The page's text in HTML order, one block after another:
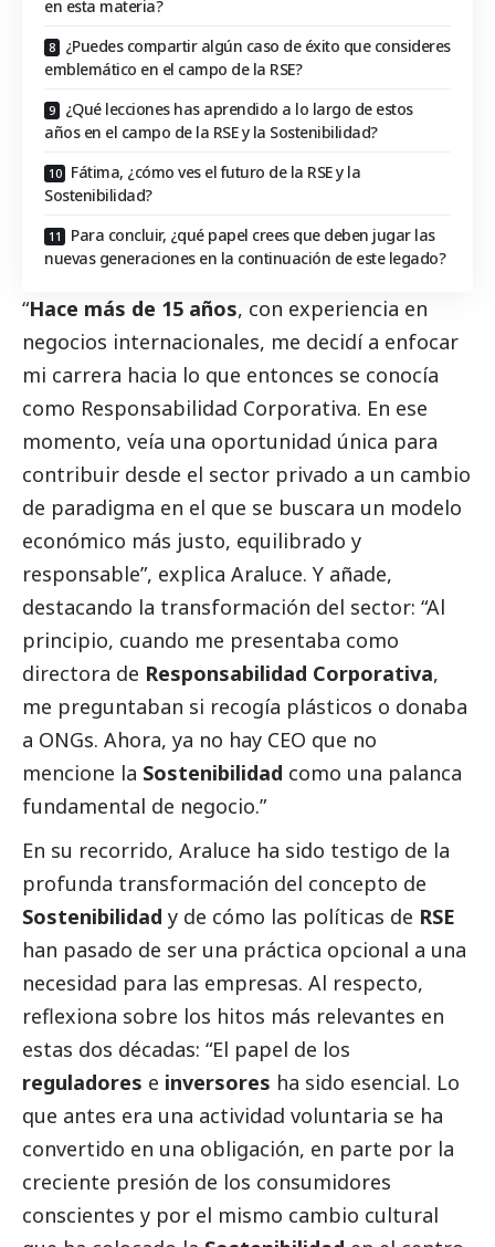
en esta materia?
¿Puedes compartir algún caso de éxito que consideres
emblemático en el campo de la RSE?
¿Qué lecciones has aprendido a lo largo de estos
años en el campo de la RSE y la Sostenibilidad?
Fátima, ¿cómo ves el futuro de la RSE y la
Sostenibilidad?
Para concluir, ¿qué papel crees que deben jugar las
nuevas generaciones en la continuación de este legado?
“Hace más de 15 años, con experiencia en
negocios internacionales, me decidí a enfocar
mi carrera hacia lo que entonces se conocía
como Responsabilidad Corporativa. En ese
momento, veía una oportunidad única para
contribuir desde el sector privado a un cambio
de paradigma en el que se buscara un modelo
económico más justo, equilibrado y
responsable”, explica Araluce. Y añade,
destacando la transformación del sector: “Al
principio, cuando me presentaba como
directora de Responsabilidad Corporativa,
me preguntaban si recogía plásticos o donaba
a ONGs. Ahora, ya no hay CEO que no
mencione la Sostenibilidad como una palanca
fundamental de negocio.”
En su recorrido, Araluce ha sido testigo de la
profunda transformación del concepto de
Sostenibilidad y de cómo las políticas de RSE
han pasado de ser una práctica opcional a una
necesidad para las empresas. Al respecto,
reflexiona sobre los hitos más relevantes en
estas dos décadas: “El papel de los
reguladores e inversores ha sido esencial. Lo
que antes era una actividad voluntaria se ha
convertido en una obligación, en parte por la
creciente presión de los consumidores
conscientes y por el mismo cambio cultural